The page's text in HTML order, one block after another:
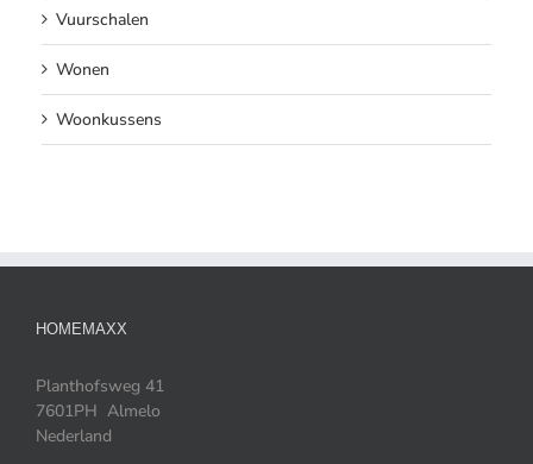
Vuurschalen
Wonen
Woonkussens
HOMEMAXX
Planthofsweg 41
7601PH Almelo
Nederland